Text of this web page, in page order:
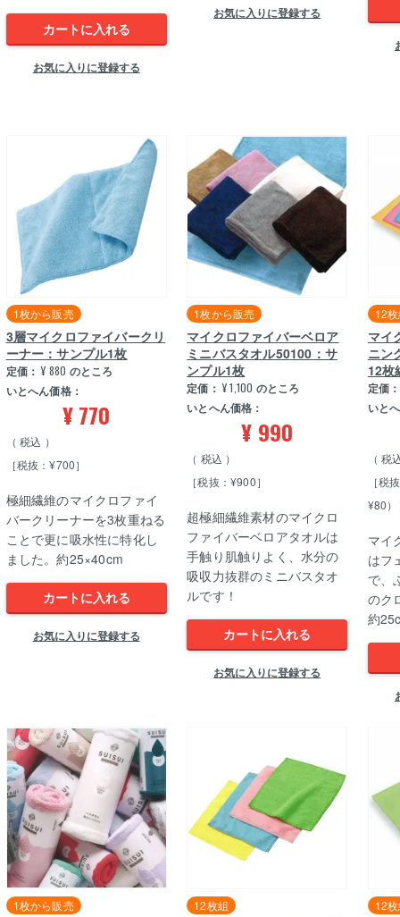
カートに入れる
お気に入りに登録する
お気に入りに登録する
1枚から販売
3層マイクロファイバークリ
ーナー：サンプル1枚
定価： ¥ 880 のところ
いとへん価格：
¥ 770
税込
［税抜：¥700］
極細繊維のマイクロファイ
バークリーナーを3枚重ねる
ことで更に吸水性に特化し
ました。約25×40cm
カートに入れる
お気に入りに登録する
1枚から販売
マイクロファイバーベロア
ミニバスタオル50100：サ
ンプル1枚
定価： ¥ 1,100 のところ
いとへん価格：
¥ 990
税込
［税抜：¥900］
超極細繊維素材のマイクロ
ファイバーベロアタオルは
手触り肌触りよく、水分の
吸収力抜群のミニバスタオ
ルです！
カートに入れる
お気に入りに登録する
12
マイ
ニン
12枚
定価：
いと
税
［税
¥80
マイ
はフ
で、
のク
約
1枚から販売 12枚組 12